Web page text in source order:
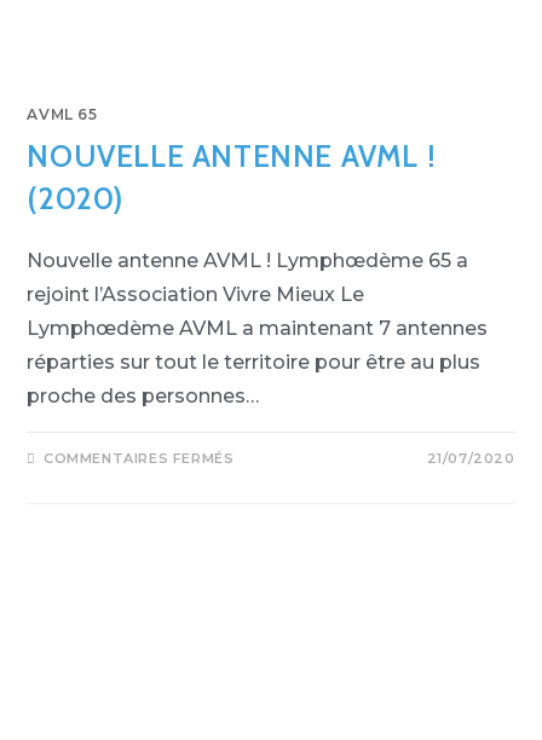
AVML 65
NOUVELLE ANTENNE AVML !
(2020)
Nouvelle antenne AVML ! Lymphœdème 65 a
rejoint l’Association Vivre Mieux Le
Lymphœdème AVML a maintenant 7 antennes
réparties sur tout le territoire pour être au plus
proche des personnes…
COMMENTAIRES FERMÉS 21/07/2020